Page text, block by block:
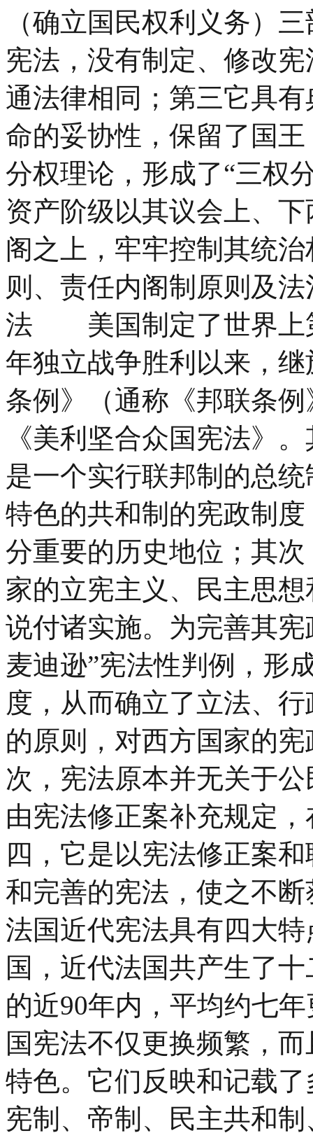
（确立国民权利义务）
宪法，没有制定、修改
通法律相同；第三它具
命的妥协性，保留了国
分权理论，形成了“三权
资产阶级以其议会上、
阁之上，牢牢控制其统
则、责任内阁制原则及
法 美国制定了世界上
年独立战争胜利以来，
条例》（通称《邦联条
《美利坚合众国宪法》
是一个实行联邦制的总
特色的共和制的宪政制
分重要的历史地位；其
家的立宪主义、民主思
说付诸实施。为完善其
麦迪逊”宪法性判例，形
度，从而确立了立法、
的原则，对西方国家的
次，宪法原本并无关于
由宪法修正案补充规定
四，它是以宪法修正案
和完善的宪法，使之不
法国近代宪法具有四大
国，近代法国共产生了
的近90年内，平均约七
国宪法不仅更换频繁，
特色。它们反映和记载
宪制、帝制、民主共和